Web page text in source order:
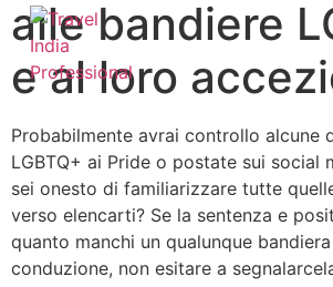
alle bandiere
e al loro
Probabilmente avrai controllo alcune
LGBTQ+ ai Pride o postate sui social
sei onesto di familiarizzare tutte
verso elencarti? Se la sentenza e
quanto manchi un qualunque
conduzione, non esitare a